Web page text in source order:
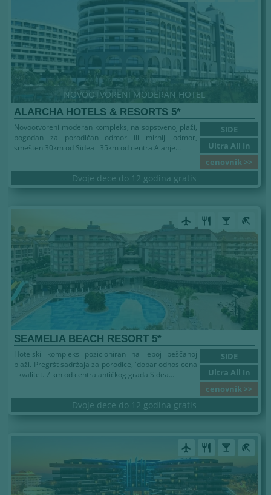
NOVOOTVORENI MODERAN HOTEL
ALARCHA HOTELS & RESORTS 5*
SIDE
Ultra All In
cenovnik >>
Novootvoreni moderan kompleks, na sopstvenoj plaži,
pogodan za porodičan odmor ili mirniji odmor,
smešten 30km od Sidea i 35km od centra Alanje...
Dvoje dece do 12 godina gratis
airplanemode_active restaurant local_bar beach_access
SEAMELIA BEACH RESORT 5*
SIDE
Ultra All In
cenovnik >>
Hotelski kompleks pozicioniran na lepoj peščanoj
plaži. Pregršt sadržaja za porodice, 'dobar odnos cena
- kvalitet. 7 km od centra antičkog grada Sidea...
Dvoje dece do 12 godina gratis
airplanemode_active restaurant local_bar beach_access